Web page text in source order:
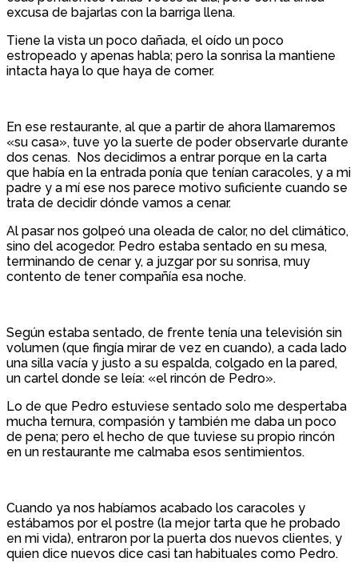
excusa de bajarlas con la barriga llena.
Tiene la vista un poco dañada, el oído un poco
estropeado y apenas habla; pero la sonrisa la mantiene
intacta haya lo que haya de comer.
En ese restaurante, al que a partir de ahora llamaremos
«su casa», tuve yo la suerte de poder observarle durante
dos cenas. Nos decidimos a entrar porque en la carta
que había en la entrada ponía que tenían caracoles, y a mi
padre y a mí ese nos parece motivo suficiente cuando se
trata de decidir dónde vamos a cenar.
Al pasar nos golpeó una oleada de calor, no del climático,
sino del acogedor. Pedro estaba sentado en su mesa,
terminando de cenar y, a juzgar por su sonrisa, muy
contento de tener compañía esa noche.
Según estaba sentado, de frente tenía una televisión sin
volumen (que fingía mirar de vez en cuando), a cada lado
una silla vacía y justo a su espalda, colgado en la pared,
un cartel donde se leía: «el rincón de Pedro».
Lo de que Pedro estuviese sentado solo me despertaba
mucha ternura, compasión y también me daba un poco
de pena; pero el hecho de que tuviese su propio rincón
en un restaurante me calmaba esos sentimientos.
Cuando ya nos habíamos acabado los caracoles y
estábamos por el postre (la mejor tarta que he probado
en mi vida), entraron por la puerta dos nuevos clientes, y
quien dice nuevos dice casi tan habituales como Pedro.